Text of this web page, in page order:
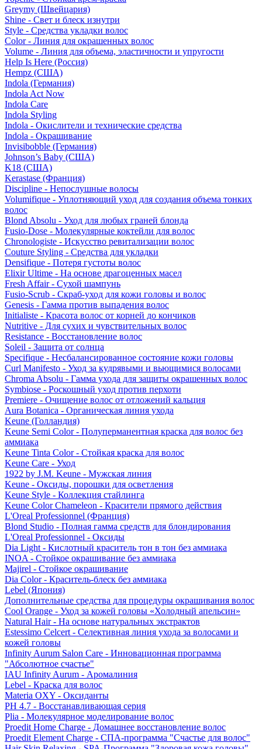
Greymy (Швейцария)
Shine - Свет и блеск изнутри
Style - Средства укладки волос
Color - Линия для окрашенных волос
Volume - Линия для объема, эластичности и упругости
Help Is Here (Россия)
Hempz (США)
Indola (Германия)
Indola Act Now
Indola Care
Indola Styling
Indola - Окислители и технические средства
Indola - Окрашивание
Invisibobble (Германия)
Johnson’s Baby (США)
K18 (США)
Kerastase (Франция)
Discipline - Непослушные волосы
Volumifique - Уплотняющий уход для создания объема тонких
волос
Blond Absolu - Уход для любых граней блонда
Fusio-Dose - Молекулярные коктейли для волос
Chronologiste - Искусство ревитализации волос
Couture Styling - Средства для укладки
Densifique - Потеря густоты волос
Elixir Ultime - На основе драгоценных масел
Fresh Affair - Сухой шампунь
Fusio-Scrub - Скраб-уход для кожи головы и волос
Genesis - Гамма против выпадения волос
Initialiste - Красота волос от корней до кончиков
Nutritive - Для сухих и чувствительных волос
Resistance - Восстановление волос
Soleil - Защита от солнца
Specifique - Несбалансированное состояние кожи головы
Curl Manifesto - Уход за кудрявыми и вьющимися волосами
Chroma Absolu - Гамма ухода для защиты окрашенных волос
Symbiose - Роскошный уход против перхоти
Premiere - Очищение волос от отложений кальция
Aura Botanica - Органическая линия ухода
Keune (Голландия)
Keune Semi Color - Полуперманентная краска для волос без
аммиака
Keune Tinta Color - Стойкая краска для волос
Keune Care - Уход
1922 by J.M. Keune - Мужская линия
Keune - Оксиды, порошки для осветления
Keune Style - Коллекция стайлинга
Keune Color Chameleon - Красители прямого действия
L'Oreal Professionnel (Франция)
Blond Studio - Полная гамма средств для блондирования
L'Oreal Professionnel - Оксиды
Dia Light - Кислотный краситель тон в тон без аммиака
INOA - Стойкое окрашивание без аммиака
Majirel - Стойкое окрашивание
Dia Color - Краситель-блеск без аммиака
Lebel (Япония)
Дополнительные средства для процедуры окрашивания волос
Cool Orange - Уход за кожей головы «Холодный апельсин»
Natural Hair - На основе натуральных экстрактов
Estessimo Celcert - Селективная линия ухода за волосами и
кожей головы
Infinity Aurum Salon Care - Инновационная программа
"Абсолютное счастье"
IAU Infinity Aurum - Аромалиния
Lebel - Краска для волос
Materia OXY - Оксиданты
PH 4.7 - Восстанавливающая серия
Plia - Молекулярное моделирование волос
Proedit Home Charge - Домашнее восстановление волос
Proedit Element Charge - СПА-программа "Счастье для волос"